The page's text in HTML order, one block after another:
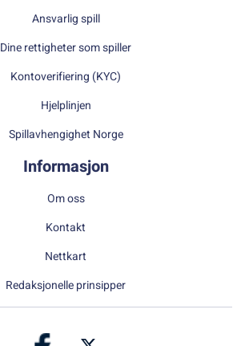
Ansvarlig spill
Dine rettigheter som spiller
Kontoverifiering (KYC)
Hjelplinjen
Spillavhengighet Norge
Informasjon
Om oss
Kontakt
Nettkart
Redaksjonelle prinsipper